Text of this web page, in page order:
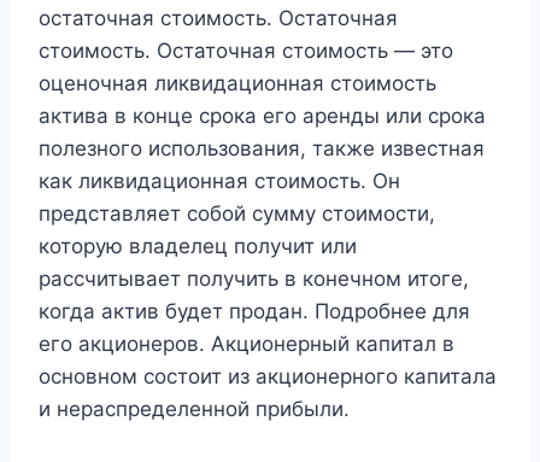
остаточная стоимость. Остаточная
стоимость. Остаточная стоимость — это
оценочная ликвидационная стоимость
актива в конце срока его аренды или срока
полезного использования, также известная
как ликвидационная стоимость. Он
представляет собой сумму стоимости,
которую владелец получит или
рассчитывает получить в конечном итоге,
когда актив будет продан. Подробнее для
его акционеров. Акционерный капитал в
основном состоит из акционерного капитала
и нераспределенной прибыли.